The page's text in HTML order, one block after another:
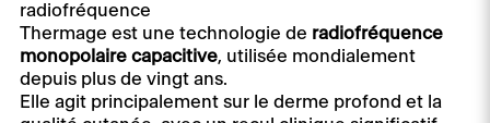
radiofréquence
Thermage est une technologie de radiofréquence
monopolaire capacitive, utilisée mondialement
depuis plus de vingt ans.
Elle agit principalement sur le derme profond et la